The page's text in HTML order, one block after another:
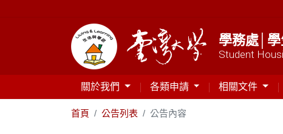
學務處│
Student
關於我們 各類申請 相關文件
首頁 公告列表 公告內容